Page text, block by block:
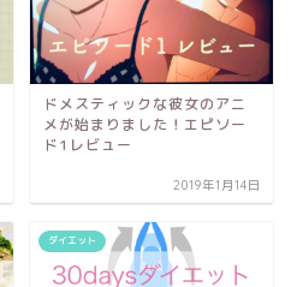
ドメスティックな彼女のアニ
メが始まりました！エピソー
ド1レビュー
2019年1月14日
ダイエット